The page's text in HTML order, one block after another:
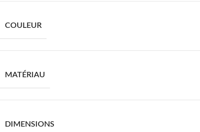
COULEUR
MATÉRIAU
DIMENSIONS